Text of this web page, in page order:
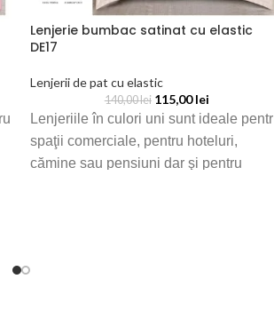
Lenjerie bumbac satinat cu elastic
DE17
Lenjerii de pat cu elastic
140,00lei 115,00lei
Lenjeriile în culori uni sunt ideale
spaţii comerciale, pentru hoteluri,
cămine sau pensiuni dar şi pentru